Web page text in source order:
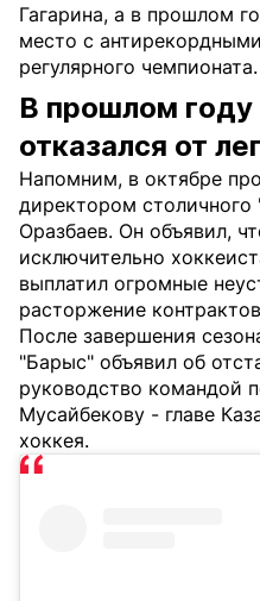
Гагарина, а в прошлом
место с
регулярного чемпионата.
В прошлом
отказался от
Напомним, в октябре
директором
Оразбаев. Он объявил,
исключительно
выплатил огромные
расторжение
После завершения
"Барыс" объявил об
руководство командой
Мусайбекову - главе
хоккея.